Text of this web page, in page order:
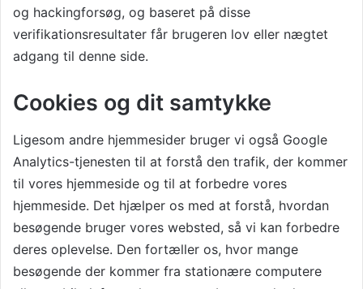
og hackingforsøg, og baseret på disse
verifikationsresultater får brugeren lov eller nægtet
adgang til denne side.
Cookies og dit samtykke
Ligesom andre hjemmesider bruger vi også Google
Analytics-tjenesten til at forstå den trafik, der kommer
til vores hjemmeside og til at forbedre vores
hjemmeside. Det hjælper os med at forstå, hvordan
besøgende bruger vores websted, så vi kan forbedre
deres oplevelse. Den fortæller os, hvor mange
besøgende der kommer fra stationære computere